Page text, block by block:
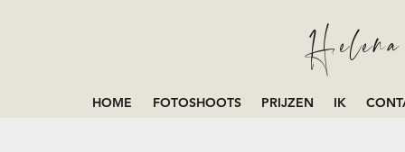
HOME FOTOSHOOTS PRIJZEN IK